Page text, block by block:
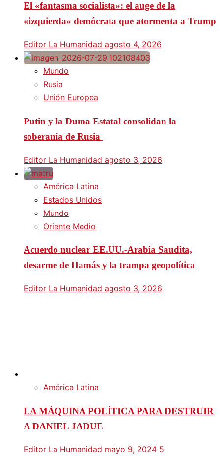
El «fantasma socialista»: el auge de la
«izquierda» demócrata que atormenta a Trump
Editor La Humanidad agosto 4, 2026
Mundo
Rusia
Unión Europea
Putin y la Duma Estatal consolidan la
soberanía de Rusia
Editor La Humanidad agosto 3, 2026
América Latina
Estados Unidos
Mundo
Oriente Medio
Acuerdo nuclear EE.UU.-Arabia Saudita,
desarme de Hamás y la trampa geopolítica
Editor La Humanidad agosto 3, 2026
América Latina
LA MÁQUINA POLÍTICA PARA DESTRUIR
A DANIEL JADUE
Editor La Humanidad mayo 9, 2024 5